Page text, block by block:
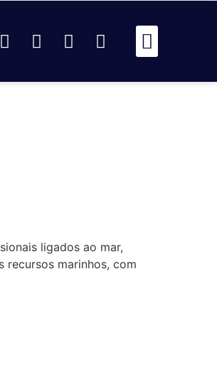
ligados ao mar,
recursos marinhos, com